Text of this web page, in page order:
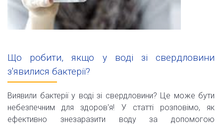
Що робити, якщо у воді зі свердловини
з'явилися бактерії?
Виявили бактерії у воді зі свердловини? Це може бути
небезпечним для здоров'я! У статті розповімо, як
ефективно знезаразити воду за допомогою